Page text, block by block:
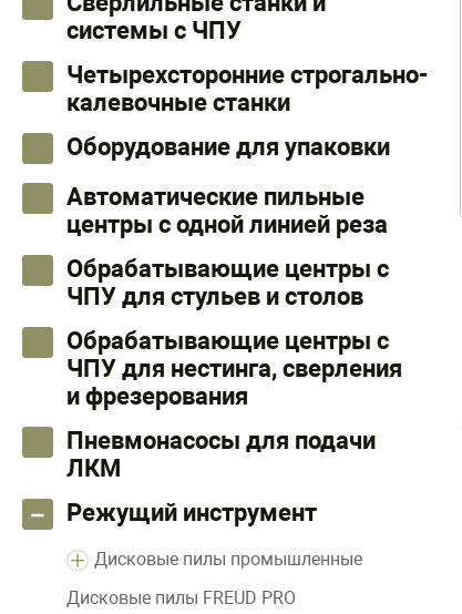
системы с ЧПУ
Четырехсторонние строгально-
калевочные станки
Оборудование для упаковки
Автоматические пильные
центры с одной линией реза
Обрабатывающие центры с
ЧПУ для стульев и столов
Обрабатывающие центры с
ЧПУ для нестинга, сверления
и фрезерования
Пневмонасосы для подачи
ЛКМ
Режущий инструмент
Дисковые пилы промышленные
Дисковые пилы FREUD PRO